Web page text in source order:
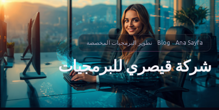
Ana Sayfa
Blog تطوير البرمجيات المخصصة
شركة قيصري للبرمجيات